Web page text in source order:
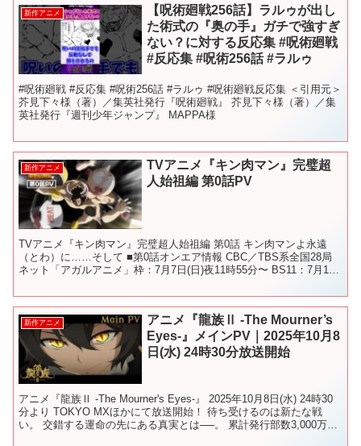
新作アニメ
【呪術廻戦256話】ラルゥが出し
た術式の『奥の手』ガチで強すぎ
ない？に対する反応集 #呪術廻戦
#反応集 #呪術256話 #ラルゥ
#呪術廻戦 #反応集 #呪術256話 #ラルゥ #呪術廻戦反応集 ＜引用元＞
芥見下々様（著）／集英社発行『呪術廻戦』 芥見下々様（著）／集
英社発行『週刊少年ジャンプ』 MAPPA様
新作アニメ
TVアニメ『キン肉マン』完璧超
人始祖編 第0話PV
TVアニメ『キン肉マン』完璧超人始祖編 第0話 キン肉マンよ永遠
（とわ）に……そして ■第0話オンエア情報 CBC／TBS系全国28局
ネット「アガルアニメ」枠：7月7日(日)夜11時55分〜 BS11：7月12
新作アニメ
アニメ『龍族Ⅱ -The Mourner’s
Eyes-』メインPV｜2025年10月8
日(水) 24時30分放送開始
アニメ『龍族Ⅱ -The Mourner's Eyes-』 2025年10月8日(水) 24時30
分より TOKYO MXほかにて放送開始！ 待ち受けるのは新たな戦
い。 交錯する運命の先にある真実とは──。 累計発行部数3,000万部